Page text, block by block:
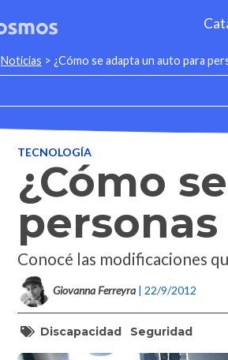
Noticias > ¿Cómo se adapta un auto para
TECNOLOGÍA
¿Cómo
Conocé las modificaciones
Giovanna Ferreyra | 22/9/2012
Discapacidad Seguridad